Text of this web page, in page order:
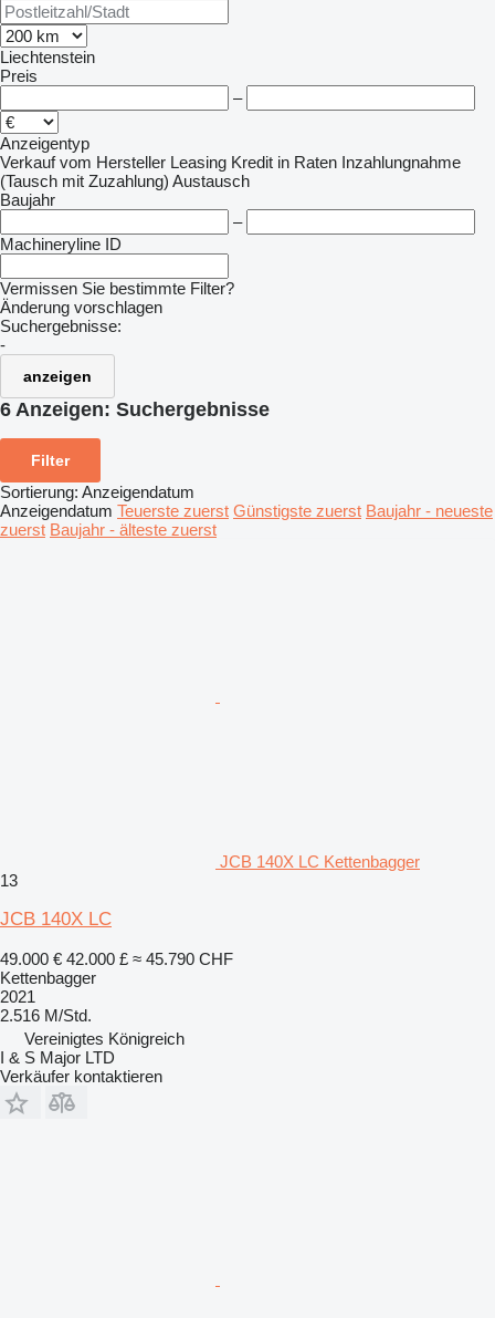
Liechtenstein
Preis
–
Anzeigentyp
Verkauf vom Hersteller Leasing Kredit in Raten Inzahlungnahme
(Tausch mit Zuzahlung) Austausch
Baujahr
–
Machineryline ID
Vermissen Sie bestimmte Filter?
Änderung vorschlagen
Suchergebnisse:
-
anzeigen
6 Anzeigen: Suchergebnisse
Filter
Sortierung: Anzeigendatum
Anzeigendatum Teuerste zuerst Günstigste zuerst Baujahr - neueste
zuerst Baujahr - älteste zuerst
JCB 140X LC Kettenbagger
13
JCB 140X LC
49.000 € 42.000 £ ≈ 45.790 CHF
Kettenbagger
2021
2.516 M/Std.
Vereinigtes Königreich
I & S Major LTD
Verkäufer kontaktieren